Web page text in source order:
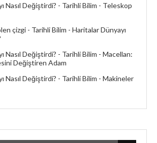
Nasıl Değiştirdi? - Tarihli Bilim - Teleskop
çizgi - Tarihli Bilim - Haritalar Dünyayı
Nasıl Değiştirdi? - Tarihli Bilim - Macellan:
Değiştiren Adam
Nasıl Değiştirdi? - Tarihli Bilim - Makineler